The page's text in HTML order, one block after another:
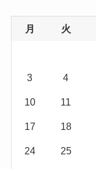
ー
月 火
3 4
10 11
17 18
24 25